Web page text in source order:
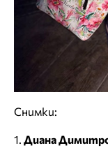
Снимки:
1. Диана